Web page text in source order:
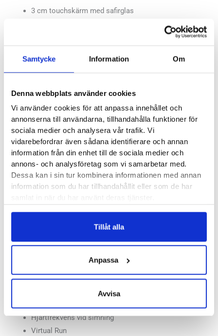
Samtycke Information Om
Denna webbplats använder cookies
Vi använder cookies för att anpassa innehållet och
annonserna till användarna, tillhandahålla funktioner för
sociala medier och analysera vår trafik. Vi
vidarebefordrar även sådana identifierare och annan
information från din enhet till de sociala medier och
annons- och analysföretag som vi samarbetar med.
Dessa kan i sin tur kombinera informationen med annan
information som du har tillhandahållit eller som de har
samlat in när du har använt deras tjänster.
Tillåt alla
Anpassa
Avvisa
3 cm touchskärm med safirglas
Vikt: 53 gram (silikonband), 42 gram (nylonband)
Bluetoothanslutning till telefon
Temperaturtålighet: -20°C till 50°C
Batteritid
Laddningstid – under 2 timmar
Daglig användning – 17 dagar
Standard Full GPS – 45 timmar
Alla GPS System på – 30 timmar
Gyrosensor
Hjärtfrekvens vid simning
Virtual Run